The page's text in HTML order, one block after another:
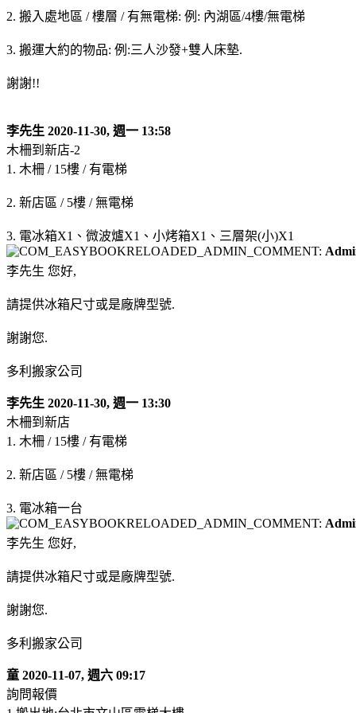
2. 搬入處地區 / 樓層 / 有無電梯: 例: 內湖區/4樓/無電梯
3. 搬運大約的物品: 例:三人沙發+雙人床墊.
謝謝!!
李先生 2020-11-30, 週一 13:58
木柵到新店-2
1. 木柵 / 15樓 / 有電梯
2. 新店區 / 5樓 / 無電梯
3. 電冰箱X1、微波爐X1、小烤箱X1、三層架(小)X1
李先生 您好,
請提供冰箱尺寸或是廠牌型號.
謝謝您.
多利搬家公司
李先生 2020-11-30, 週一 13:30
木柵到新店
1. 木柵 / 15樓 / 有電梯
2. 新店區 / 5樓 / 無電梯
3. 電冰箱一台
李先生 您好,
請提供冰箱尺寸或是廠牌型號.
謝謝您.
多利搬家公司
童 2020-11-07, 週六 09:17
詢問報價